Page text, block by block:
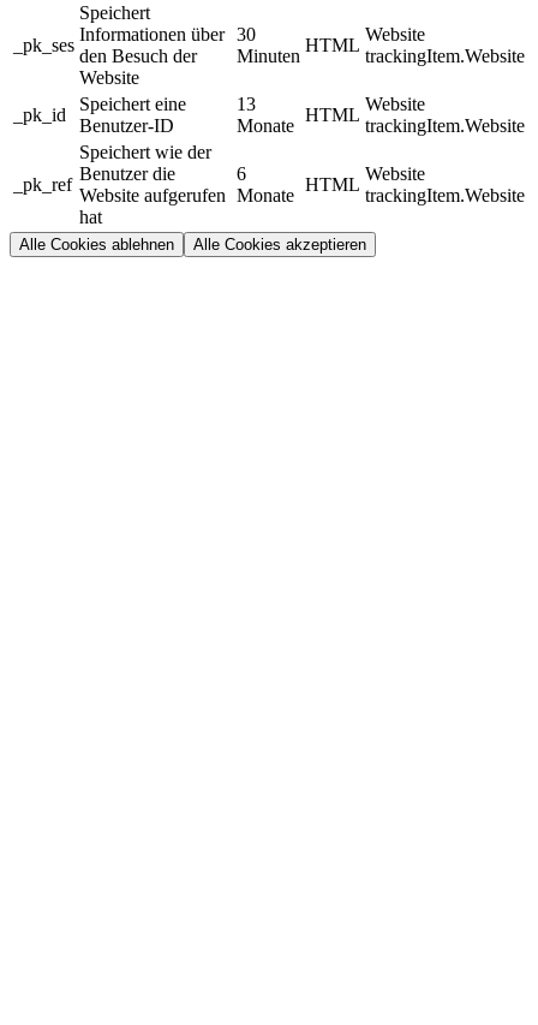
_pk_ses
Speichert
Informationen über
den Besuch der
Website
30
Minuten
HTML
Website
trackingItem.Website
_pk_id
Speichert eine
Benutzer-ID
13
Monate
HTML
Website
trackingItem.Website
_pk_ref
Speichert wie der
Benutzer die
Website aufgerufen
hat
6
Monate
HTML
Website
trackingItem.Website
Alle Cookies ablehnen Alle Cookies akzeptieren